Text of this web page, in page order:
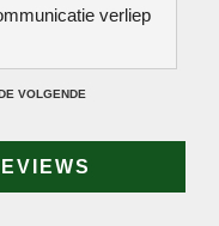
verliep
heeft veel kennis
het vak en werkt
een aanrader!
VOLGENDE